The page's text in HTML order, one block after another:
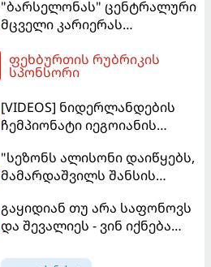
"ბარსელონას" ცენტრალური
მცველი კარიერას
გააგრძელებს
ფეხბურთის რუბრიკის
სპონსორი
[VIDEOS] ნიდერლანდების
ჩემპიონატი იეგოიანის
MVP გახდა
"სეზონს ალისონი დაიწყებს,
მამარდაშვილს შანსის
მოთმინება სჭირდება,
რომელსაც 100%-ით
გაყიდიან თუ არა საფონოვს
და შევალიეს - ვინ იქნება